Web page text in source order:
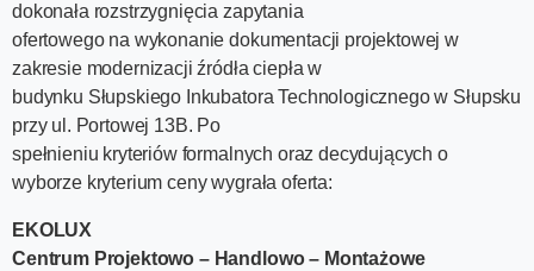
dokonała rozstrzygnięcia zapytania
ofertowego na wykonanie dokumentacji projektowej w
zakresie modernizacji źródła ciepła w
budynku Słupskiego Inkubatora Technologicznego w Słupsku
przy ul. Portowej 13B. Po
spełnieniu kryteriów formalnych oraz decydujących o
wyborze kryterium ceny wygrała oferta:
EKOLUX
Centrum Projektowo – Handlowo – Montażowe